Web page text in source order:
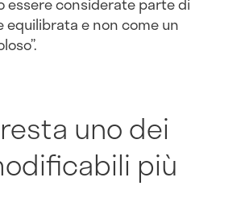
equilibrata e non come un
uno dei
più